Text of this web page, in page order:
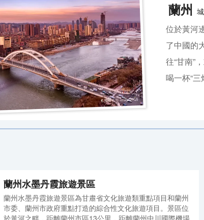
蘭州
位於黃河
了中國的
往“甘南”
喝一杯“
蘭州水墨丹霞旅遊景區
蘭州水墨丹霞旅遊景區為甘肅省文化旅遊類重點項目和蘭州
市委、蘭州市政府重點打造的綜合性文化旅遊項目。景區位
於黃河之畔，距離蘭州市區13公里，距離蘭州中川國際機場